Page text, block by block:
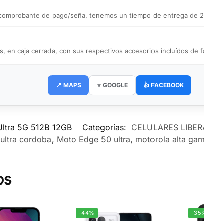
de pago/seña, tenemos un tiempo de entrega de
caja cerrada, con sus respectivos accesorios incluídos de
📍 MAPS ⭐ GOOGLE 👍 FACEBOOK
5G 512B 12GB Categorías: CELULARES
cordoba, Moto Edge 50 ultra, motorola alta
-44% -